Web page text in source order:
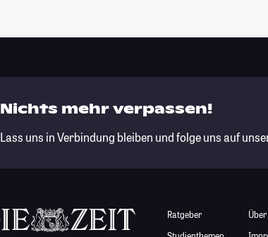
Nichts mehr verpassen!
Lass uns in Verbindung bleiben und folge uns auf
Ratgeber